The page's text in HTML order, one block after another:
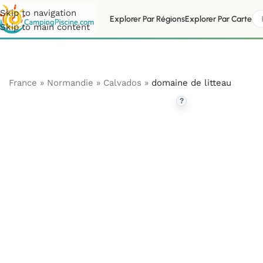
Skip to navigation
Skip to main content
Explorer Par RégionsExplorer Par Carte
France » Normandie » Calvados » domaine de litteau
?